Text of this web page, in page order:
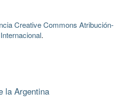
Creative Commons Atribución-
.
la Argentina